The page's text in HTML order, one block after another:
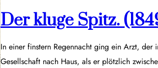
Der kluge Spitz.
In einer finstern Regennacht ging ein Arzt, der
Gesellschaft nach Haus, als er plötzlich